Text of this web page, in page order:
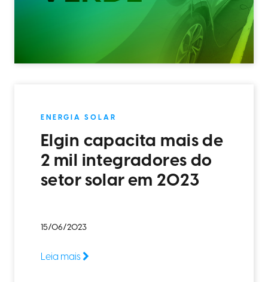
ENERGIA SOLAR
Elgin capacita mais de
2 mil integradores do
setor solar em 2023
15/06/2023
Leia mais